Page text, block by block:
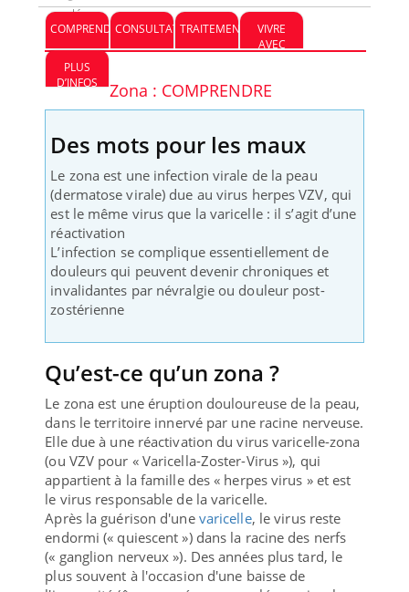
clés :
COMPRENDRECONSULTATIONTRAITEMENT
VIVRE
AVEC
PLUS
D’INFOS
Zona : COMPRENDRE
Des mots pour les maux
Le zona est une infection virale de la peau
(dermatose virale) due au virus herpes VZV, qui
est le même virus que la varicelle : il s’agit d’une
réactivation
L’infection se complique essentiellement de
douleurs qui peuvent devenir chroniques et
invalidantes par névralgie ou douleur post-
zostérienne
Qu’est-ce qu’un zona ?
Le zona est une éruption douloureuse de la peau,
dans le territoire innervé par une racine nerveuse.
Elle due à une réactivation du virus varicelle-zona
(ou VZV pour « Varicella-Zoster-Virus »), qui
appartient à la famille des « herpes virus » et est
le virus responsable de la varicelle.
Après la guérison d'une varicelle, le virus reste
endormi (« quiescent ») dans la racine des nerfs
(« ganglion nerveux »). Des années plus tard, le
plus souvent à l'occasion d'une baisse de